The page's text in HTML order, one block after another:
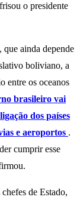
o presidente
que ainda depende
boliviano, a
entre os oceanos
brasileiro vai
dos países
e aeroportos .
cumprir esse
de Estado,